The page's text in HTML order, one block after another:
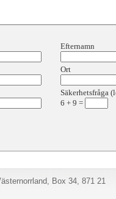
Efternamn
Ort
Säkerhetsfråga
6 + 9 =
Box 34, 871 21